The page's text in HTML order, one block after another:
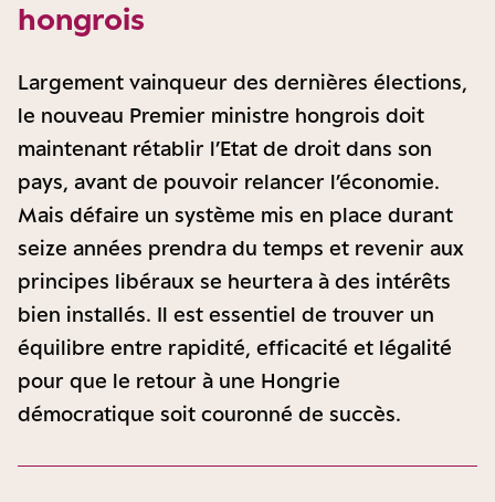
hongrois
Largement vainqueur des dernières élections,
le nouveau Premier ministre hongrois doit
maintenant rétablir l’Etat de droit dans son
pays, avant de pouvoir relancer l’économie.
Mais défaire un système mis en place durant
seize années prendra du temps et revenir aux
principes libéraux se heurtera à des intérêts
bien installés. Il est essentiel de trouver un
équilibre entre rapidité, efficacité et légalité
pour que le retour à une Hongrie
démocratique soit couronné de succès.